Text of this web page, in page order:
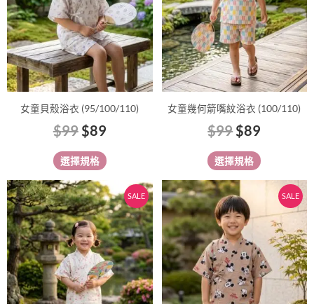
女童貝殼浴衣 (95/100/110)
$99$89
選擇規格
款
式。
可
在
產
頁
面
選
擇
選
項
女童幾何箭嘴紋浴衣 (100/110)
$99$89
選擇規格
款
式。
可
在
產
頁
面
選
擇
選
項
SALE
原
始
價
格：
$99。
目
前
價
格：
$89。
此
產
品
有
多
種
款
SALE
始
價
格：
$109。
目
價
格：
$95。
此
產
品
有
多
種
款